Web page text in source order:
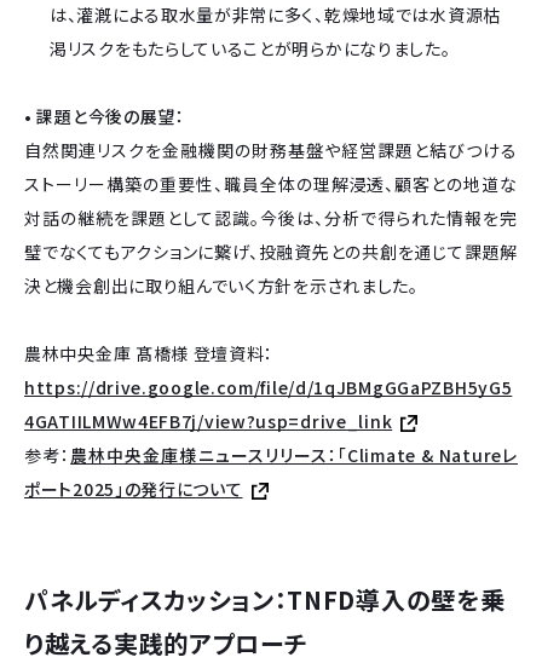
は、灌漑による取水量が非常に多く、乾燥地域では水資源枯
渇リスクをもたらしていることが明らかになりました。
• 課題と今後の展望：
自然関連リスクを金融機関の財務基盤や経営課題と結びつける
ストーリー構築の重要性、職員全体の理解浸透、顧客との地道な
対話の継続を課題として認識。今後は、分析で得られた情報を完
璧でなくてもアクションに繋げ、投融資先との共創を通じて課題解
決と機会創出に取り組んでいく方針を示されました。
農林中央金庫 髙橋様 登壇資料：
https://drive.google.com/file/d/1qJBMgGGaPZBH5yG5
4GATIILMWw4EFB7j/view?usp=drive_link
参考： 農林中央金庫様ニュースリリース：「Climate & Natureレ
ポート2025」の発行について
パネルディスカッション：TNFD導入の壁を乗
り越える実践的アプローチ